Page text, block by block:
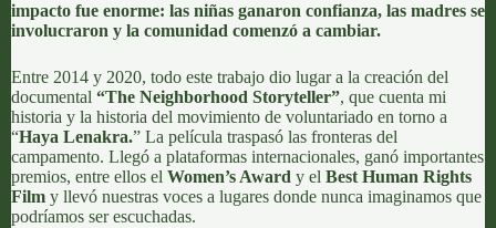
impacto fue enorme: las niñas ganaron confianza, las madres se
involucraron y la comunidad comenzó a cambiar.
Entre 2014 y 2020, todo este trabajo dio lugar a la creación del
documental “The Neighborhood Storyteller”, que cuenta mi
historia y la historia del movimiento de voluntariado en torno a
“Haya Lenakra.” La película traspasó las fronteras del
campamento. Llegó a plataformas internacionales, ganó importantes
premios, entre ellos el Women’s Award y el Best Human Rights
Film y llevó nuestras voces a lugares donde nunca imaginamos que
podríamos ser escuchadas.